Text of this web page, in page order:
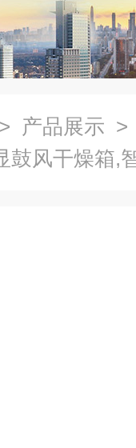
> 产品展示
鼓风干燥箱,